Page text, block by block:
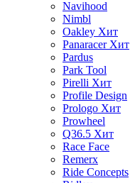
Navihood
Nimbl
Oakley Хит
Panaracer Хит
Pardus
Park Tool
Pirelli Хит
Profile Design
Prologo Хит
Prowheel
Q36.5 Хит
Race Face
Remerx
Ride Concepts